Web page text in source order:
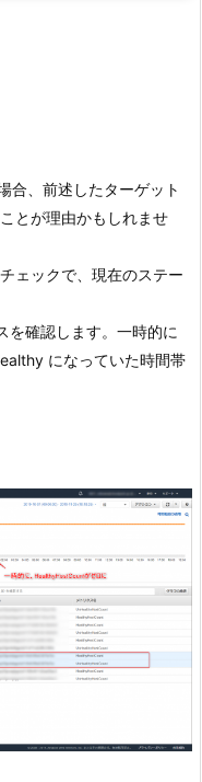
合、前述したターゲット
とが理由かもしれませ
ェックで、現在のステー
を確認します。一時的に
になっていた時間帯